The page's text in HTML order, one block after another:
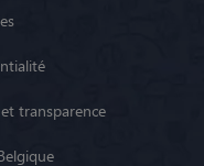
transparence